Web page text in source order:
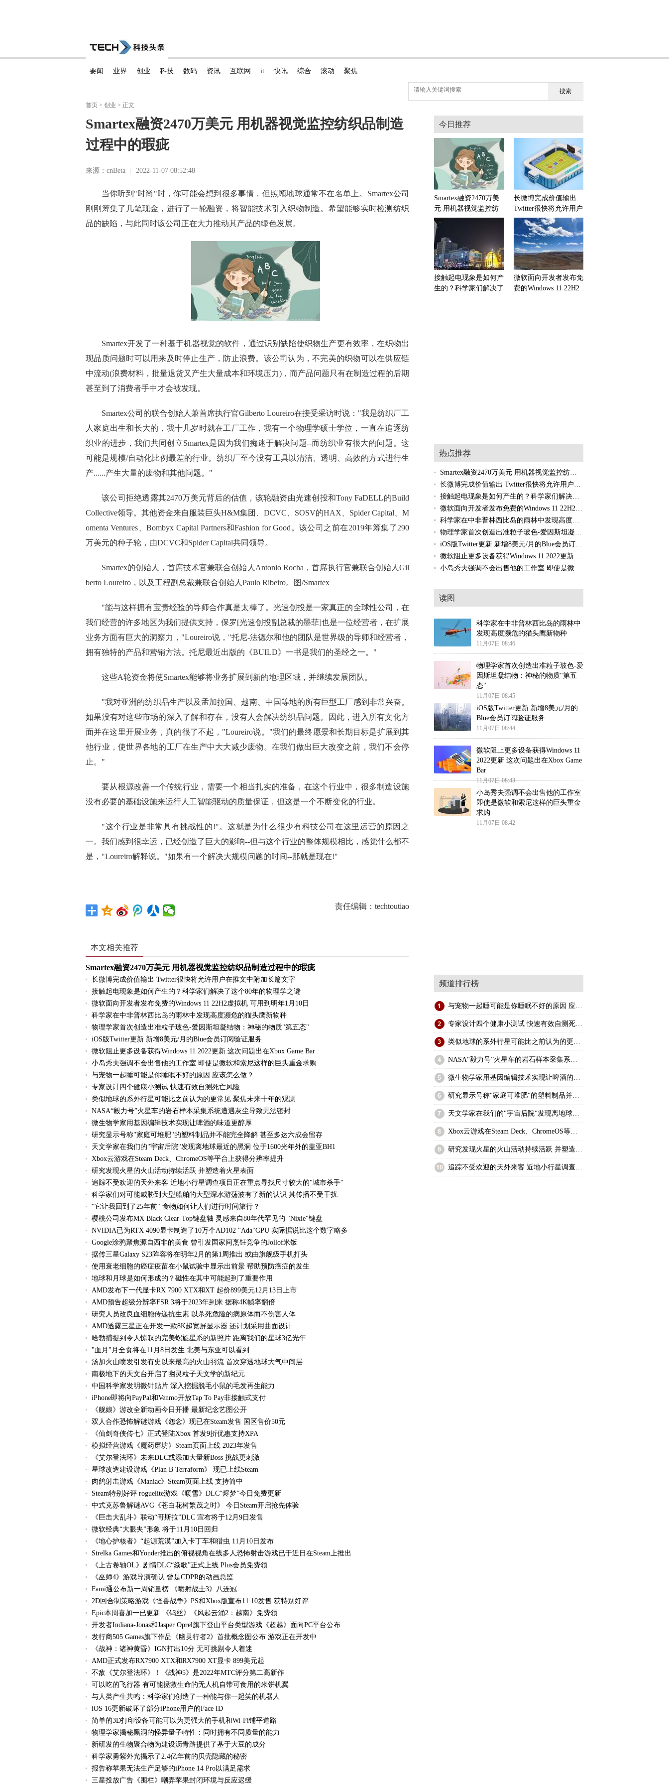
要闻 业界 创业 科技 数码 资讯 互联网 it 快讯 综合 滚动 聚焦
搜索
首页 > 创业 > 正文
Smartex融资2470万美元 用机器视觉监控纺织品制造
过程中的瑕疵
来源：cnBeta 2022-11-07 08:52:48
当你听到"时尚"时，你可能会想到很多事情，但照顾地球通常不在名单上。Smartex公司
刚刚筹集了几笔现金，进行了一轮融资，将智能技术引入织物制造。希望能够实时检测纺织
品的缺陷，与此同时该公司正在大力推动其产品的绿色发展。
Smartex开发了一种基于机器视觉的软件，通过识别缺陷使织物生产更有效率，在织物出
现品质问题时可以用来及时停止生产，防止浪费。该公司认为，不完美的织物可以在供应链
中流动(浪费材料，批量退货又产生大量成本和环境压力)，而产品问题只有在制造过程的后期
甚至到了消费者手中才会被发现。
Smartex公司的联合创始人兼首席执行官Gilberto Loureiro在接受采访时说："我是纺织厂工
人家庭出生和长大的，我十几岁时就在工厂工作，我有一个物理学硕士学位，一直在追逐纺
织业的进步，我们共同创立Smartex是因为我们痴迷于解决问题--而纺织业有很大的问题。这
可能是规模/自动化比例最差的行业。纺织厂至今没有工具以清洁、透明、高效的方式进行生
产......产生大量的废物和其他问题。"
该公司拒绝透露其2470万美元背后的估值，该轮融资由光速创投和Tony FaDELL的Build
Collective领导。其他资金来自服装巨头H&M集团、DCVC、SOSV的HAX、Spider Capital、M
omenta Ventures、Bombyx Capital Partners和Fashion for Good。该公司之前在2019年筹集了290
万美元的种子轮，由DCVC和Spider Capital共同领导。
Smartex的创始人，首席技术官兼联合创始人Antonio Rocha，首席执行官兼联合创始人Gil
berto Loureiro，以及工程副总裁兼联合创始人Paulo Ribeiro。图/Smartex
"能与这样拥有宝贵经验的导师合作真是太棒了。光速创投是一家真正的全球性公司，在
我们经营的许多地区为我们提供支持，保罗[光速创投副总裁的墨菲]也是一位经营者，在扩展
业务方面有巨大的洞察力，"Loureiro说，"托尼-法德尔和他的团队是世界级的导师和经营者，
拥有独特的产品和营销方法。托尼最近出版的《BUILD》一书是我们的圣经之一。"
这些A轮资金将使Smartex能够将业务扩展到新的地理区域，并继续发展团队。
"我对亚洲的纺织品生产以及孟加拉国、越南、中国等地的所有巨型工厂感到非常兴奋。
如果没有对这些市场的深入了解和存在，没有人会解决纺织品问题。因此，进入所有文化方
面并在这里开展业务，真的很了不起，"Loureiro说。"我们的最终愿景和长期目标是扩展到其
他行业，使世界各地的工厂在生产中大大减少废物。在我们做出巨大改变之前，我们不会停
止。"
要从根源改善一个传统行业，需要一个相当扎实的准备，在这个行业中，很多制造设施
没有必要的基础设施来运行人工智能驱动的质量保证，但这是一个不断变化的行业。
"这个行业是非常具有挑战性的!"。这就是为什么很少有科技公司在这里运营的原因之
一。我们感到很幸运，已经创造了巨大的影响--但与这个行业的整体规模相比，感觉什么都不
是，"Loureiro解释说。"如果有一个解决大规模问题的时间--那就是现在!"
责任编辑：techtoutiao
本文相关推荐
Smartex融资2470万美元 用机器视觉监控纺织品制造过程中的瑕疵
长微博完成价值输出 Twitter很快将允许用户在推文中附加长篇文字
接触起电现象是如何产生的？科学家们解决了这个80年的物理学之谜
微软面向开发者发布免费的Windows 11 22H2虚拟机 可用到明年1月10日
科学家在中非普林西比岛的雨林中发现高度濒危的猫头鹰新物种
物理学家首次创造出准粒子玻色-爱因斯坦凝结物：神秘的物质"第五态"
iOS版Twitter更新 新增8美元/月的Blue会员订阅验证服务
微软阻止更多设备获得Windows 11 2022更新 这次问题出在Xbox Game Bar
小岛秀夫强调不会出售他的工作室 即使是微软和索尼这样的巨头重金求购
与宠物一起睡可能是你睡眠不好的原因 应该怎么做？
专家设计四个健康小测试 快速有效自测死亡风险
类似地球的系外行星可能比之前认为的更常见 聚焦未来十年的观测
NASA“毅力号”火星车的岩石样本采集系统遭遇灰尘导致无法密封
微生物学家用基因编辑技术实现让啤酒的味道更醇厚
研究显示号称"家庭可堆肥"的塑料制品并不能完全降解 甚至多达六成会留存
天文学家在我们的"宇宙后院"发现离地球最近的黑洞 位于1600光年外的盖亚BH1
Xbox云游戏在Steam Deck、ChromeOS等平台上获得分辨率提升
研究发现火星的火山活动持续活跃 并塑造着火星表面
追踪不受欢迎的天外来客 近地小行星调查项目正在重点寻找尺寸较大的"城市杀手"
科学家们对可能威胁到大型船舶的大型深水游荡波有了新的认识 其传播不受干扰
"它让我回到了25年前" 食物如何让人们进行时间旅行？
樱桃公司发布MX Black Clear-Top键盘轴 灵感来自80年代罕见的 "Nixie"键盘
NVIDIA已为RTX 4090显卡制造了10万个AD102 "Ada"GPU 实际据说比这个数字略多
Google涂鸦聚焦源自西非的美食 曾引发国家间烹饪竞争的Jollof米饭
据传三星Galaxy S23阵容将在明年2月的第1周推出 或由旗舰级手机打头
使用衰老细胞的癌症疫苗在小鼠试验中显示出前景 帮助预防癌症的发生
地球和月球是如何形成的？磁性在其中可能起到了重要作用
AMD发布下一代显卡RX 7900 XTX和XT 起价899美元12月13日上市
AMD预告超级分辨率FSR 3将于2023年到来 据称4K帧率翻倍
研究人员改良血细胞传递抗生素 以杀死危险的病原体而不伤害人体
AMD透露三星正在开发一款8K超宽屏显示器 还计划采用曲面设计
哈勃捕捉到令人惊叹的完美螺旋星系的新照片 距离我们的星球3亿光年
"血月"月全食将在11月8日发生 北美与东亚可以看到
汤加火山喷发引发有史以来最高的火山羽流 首次穿透地球大气中间层
南极地下的天文台开启了幽灵粒子天文学的新纪元
中国科学家发明微针贴片 深入挖掘脱毛小鼠的毛发再生能力
iPhone即将向PayPal和Venmo开放Tap To Pay非接触式支付
《舰娘》游改全新动画今日开播 最新纪念艺图公开
双人合作恐怖解谜游戏《怨念》现已在Steam发售 国区售价50元
《仙剑奇侠传七》正式登陆Xbox 首发9折优惠支持XPA
模拟经营游戏《魔药磨坊》Steam页面上线 2023年发售
《艾尔登法环》未来DLC或添加大量新Boss 挑战更刺激
星球改造建设游戏《Plan B Terraform》 现已上线Steam
肉鸽射击游戏《Maniac》Steam页面上线 支持简中
Steam特别好评 roguelite游戏《暖雪》DLC“烬梦”今日免费更新
中式克苏鲁解谜AVG《苍白花树繁茂之时》 今日Steam开启抢先体验
《巨击大乱斗》联动“哥斯拉”DLC 宣布将于12月9日发售
微软经典“大眼夹”形象 将于11月10日回归
《地心护核者》“起源荒漠”加入卡丁车和猎虫 11月10日发布
Strelka Games和Yonder推出的俯视视角在线多人恐怖射击游戏已于近日在Steam上推出
《上古卷轴OL》剧情DLC“焱歌”正式上线 Plus会员免费领
《巫师4》游戏导演确认 曾是CDPR的动画总监
Fami通公布新一周销量榜 《喷射战士3》八连冠
2D回合制策略游戏《怪兽战争》PS和Xbox版宣布11.10发售 获特别好评
Epic本周喜加一已更新 《钨丝》《风起云涌2：越南》免费领
开发者Indiana-Jonas和Jasper Oprel旗下登山平台类型游戏《超越》面向PC平台公布
发行商505 Games旗下作品《幽灵行者2》首批概念图公布 游戏正在开发中
《战神：诸神黄昏》IGN打出10分 无可挑剔令人着迷
AMD正式发布RX7900 XTX和RX7900 XT显卡 899美元起
不敌《艾尔登法环》！《战神5》是2022年MTC评分第二高新作
可以吃的飞行器 有可能拯救生命的无人机自带可食用的米饼机翼
与人类产生共鸣：科学家们创造了一种能与你一起笑的机器人
iOS 16更新破坏了部分iPhone用户的Face ID
简单的3D打印设备可能可以为更强大的手机和Wi-Fi铺平道路
物理学家揭秘黑洞的怪异量子特性：同时拥有不同质量的能力
新研发的生物聚合物为建设沥青路提供了基于大豆的成分
科学家勇紫外光揭示了2.4亿年前的贝壳隐藏的秘密
报告称苹果无法生产足够的iPhone 14 Pro以满足需求
三星投放广告《围栏》嘲弄苹果封闭环境与反应迟缓
今日推荐
Smartex融资2470万美
元 用机器视觉监控纺
织品制造过程中的瑕疵
长微博完成价值输出
Twitter很快将允许用户
在推文中附加长篇文字
接触起电现象是如何产
生的？科学家们解决了
微软面向开发者发布免
费的Windows 11 22H2
热点推荐
Smartex融资2470万美元 用机器视觉监控纺织品制造过程中的瑕疵
长微博完成价值输出 Twitter很快将允许用户在推文中附加长篇文字
接触起电现象是如何产生的？科学家们解决了这个80年的物理学之谜
微软面向开发者发布免费的Windows 11 22H2虚拟机 可用到明年1月10日
科学家在中非普林西比岛的雨林中发现高度濒危的猫头鹰新物种
物理学家首次创造出准粒子玻色-爱因斯坦凝结物：神秘的物质"第五态"
iOS版Twitter更新 新增8美元/月的Blue会员订阅验证服务
微软阻止更多设备获得Windows 11 2022更新 这次问题出在Xbox Game Bar
小岛秀夫强调不会出售他的工作室 即使是微软和索尼这样的巨头重金求购
读图
科学家在中非普林西比岛的雨林中
发现高度濒危的猫头鹰新物种
11月07日 08:46
物理学家首次创造出准粒子玻色-爱
因斯坦凝结物：神秘的物质"第五
态"
11月07日 08:45
iOS版Twitter更新 新增8美元/月的
Blue会员订阅验证服务
11月07日 08:44
微软阻止更多设备获得Windows 11
2022更新 这次问题出在Xbox Game
Bar
11月07日 08:43
小岛秀夫强调不会出售他的工作室
即使是微软和索尼这样的巨头重金
求购
11月07日 08:42
频道排行榜
与宠物一起睡可能是你睡眠不好的原因 应该怎
专家设计四个健康小测试 快速有效自测死亡风
类似地球的系外行星可能比之前认为的更常见
NASA“毅力号”火星车的岩石样本采集系统遭遇
微生物学家用基因编辑技术实现让啤酒的味道更
研究显示号称"家庭可堆肥"的塑料制品并不能完
天文学家在我们的"宇宙后院"发现离地球最近的
Xbox云游戏在Steam Deck、ChromeOS等平台上
研究发现火星的火山活动持续活跃 并塑造着火
追踪不受欢迎的天外来客 近地小行星调查项目